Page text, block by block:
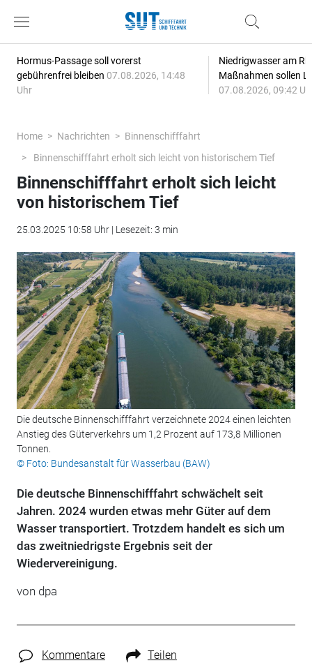
Hormus-Passage soll vorerst
gebührenfrei bleiben 07.08.2026, 14:48
Uhr
Niedrigwasser am
Maßnahmen sollen
07.08.2026, 09:42
Home Nachrichten
Binnenschifffahrt
Binnenschifffahrt erholt sich leicht von historischem Tief
Binnenschifffahrt erholt sich leicht
von historischem Tief
25.03.2025 10:58 Uhr | Lesezeit: 3 min
Die deutsche Binnenschifffahrt verzeichnete 2024 einen leichten
Anstieg des Güterverkehrs um 1,2 Prozent auf 173,8 Millionen
Tonnen.
© Foto: Bundesanstalt für Wasserbau (BAW)
Die deutsche Binnenschifffahrt schwächelt seit
Jahren. 2024 wurden etwas mehr Güter auf dem
Wasser transportiert. Trotzdem handelt es sich um
das zweitniedrigste Ergebnis seit der
Wiedervereinigung.
von dpa
Kommentare Teilen